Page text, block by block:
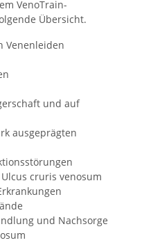
VenoTrain-
Übersicht.
Venenleiden
und auf
ausgeprägten
cruris venosum
und Nachsorge